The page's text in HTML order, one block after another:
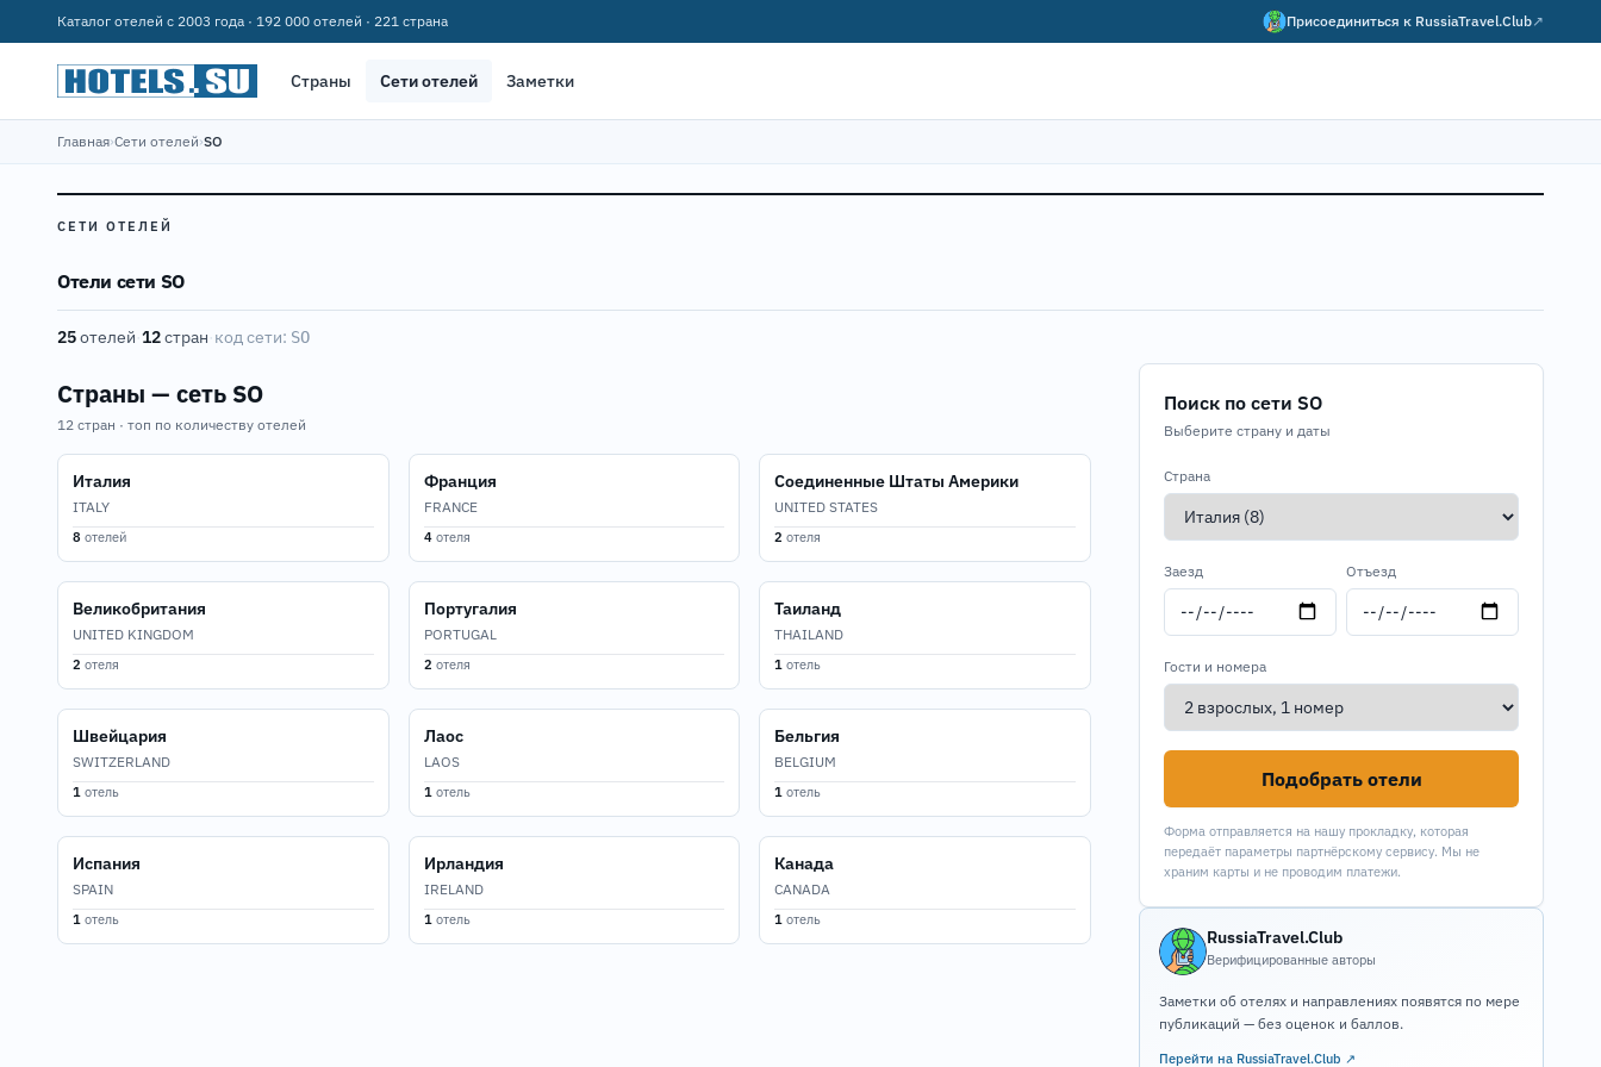
Каталог отелей с 2003 года · 192 000 отелей · 221 страна Присоединиться к RussiaTravel.Club↗
Страны Сети отелей Заметки
Главная›Сети отелей›SO
СЕТИ ОТЕЛЕЙ
Отели сети SO
25отелей·12стран·код сети: SO
Страны — сеть SO
12 стран · топ по количеству отелей
Италия
ITALY
8 отелей
Франция
FRANCE
4отеля
Соединенные Штаты Америки
UNITED STATES
2 отеля
Великобритания
UNITED KINGDOM
2 отеля
Португалия
PORTUGAL
2 отеля
Таиланд
THAILAND
1 отель
Швейцария
SWITZERLAND
1 отель
Лаос
LAOS
1отель
Бельгия
BELGIUM
1 отель
Испания
SPAIN
1 отель
Ирландия
IRELAND
1отель
Канада
CANADA
1 отель
Поиск по сети SO
Выберите страну и даты
Страна
Заезд Отъезд
Гости и номера
Подобрать отели
Форма отправляется на нашу прокладку, которая
передаёт параметры партнёрскому сервису. Мы не
храним карты и не проводим платежи.
RussiaTravel.Club
Верифицированные авторы
Заметки об отелях и направлениях появятся по мере
публикаций — без оценок и баллов.
Перейти на RussiaTravel.Club ↗